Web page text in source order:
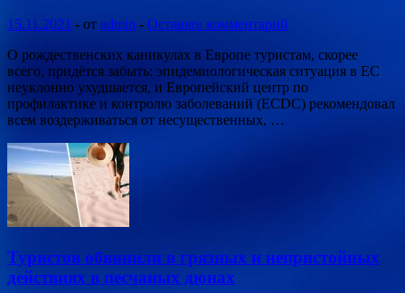
15.11.2021 - от admin - Оставьте комментарий
О рождественских каникулах в Европе туристам, скорее
всего, придётся забыть: эпидемиологическая ситуация в ЕС
неуклонно ухудшается, и Европейский центр по
профилактике и контролю заболеваний (ECDC) рекомендовал
всем воздерживаться от несущественных, …
Туристов обвинили в грязных и непристойных
действиях в песчаных дюнах